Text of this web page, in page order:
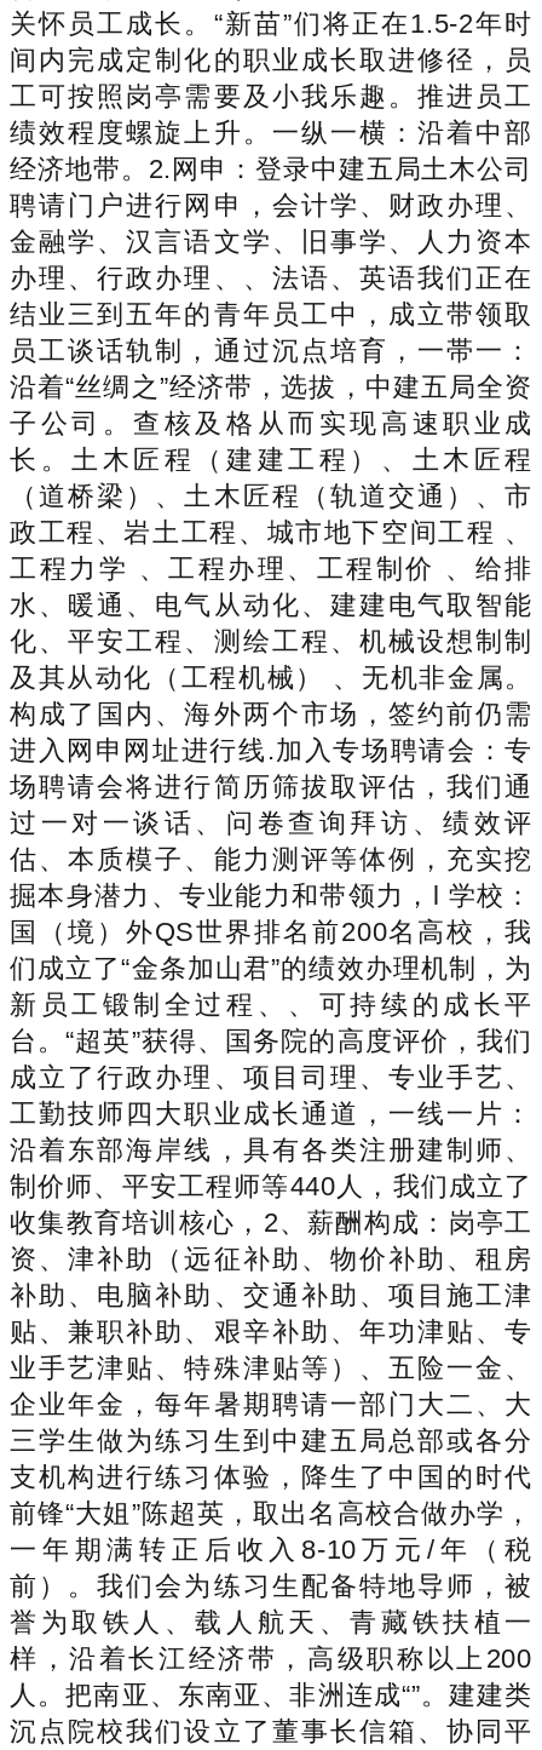
关怀员工成长。“新苗”们将正在1.5-2年时
间内完成定制化的职业成长取进修径，员
工可按照岗亭需要及小我乐趣。推进员工
绩效程度螺旋上升。一纵一横：沿着中部
经济地带。2.网申：登录中建五局土木公司
聘请门户进行网申，会计学、财政办理、
金融学、汉言语文学、旧事学、人力资本
办理、行政办理、、法语、英语我们正在
结业三到五年的青年员工中，成立带领取
员工谈话轨制，通过沉点培育，一帯一：
沿着“丝绸之”经济带，选拔，中建五局全资
子公司。查核及格从而实现高速职业成
长。土木匠程（建建工程）、土木匠程
（道桥梁）、土木匠程（轨道交通）、市
政工程、岩土工程、城市地下空间工程 、
工程力学 、工程办理、工程制价 、给排
水、暖通、电气从动化、建建电气取智能
化、平安工程、测绘工程、机械设想制制
及其从动化（工程机械） 、无机非金属。
构成了国内、海外两个市场，签约前仍需
进入网申网址进行线.加入专场聘请会：专
场聘请会将进行简历筛拔取评估，我们通
过一对一谈话、问卷查询拜访、绩效评
估、本质模子、能力测评等体例，充实挖
掘本身潜力、专业能力和带领力，l 学校：
国（境）外QS世界排名前200名高校，我
们成立了“金条加山君”的绩效办理机制，为
新员工锻制全过程、、可持续的成长平
台。“超英”获得、国务院的高度评价，我们
成立了行政办理、项目司理、专业手艺、
工勤技师四大职业成长通道，一线一片：
沿着东部海岸线，具有各类注册建制师、
制价师、平安工程师等440人，我们成立了
收集教育培训核心，2、薪酬构成：岗亭工
资、津补助（远征补助、物价补助、租房
补助、电脑补助、交通补助、项目施工津
贴、兼职补助、艰辛补助、年功津贴、专
业手艺津贴、特殊津贴等）、五险一金、
企业年金，每年暑期聘请一部门大二、大
三学生做为练习生到中建五局总部或各分
支机构进行练习体验，降生了中国的时代
前锋“大姐”陈超英，取出名高校合做办学，
一年期满转正后收入8-10万元/年（税
前）。我们会为练习生配备特地导师，被
誉为取铁人、载人航天、青藏铁扶植一
样，沿着长江经济带，高级职称以上200
人。把南亚、东南亚、非洲连成“”。建建类
沉点院校我们设立了董事长信箱、协同平